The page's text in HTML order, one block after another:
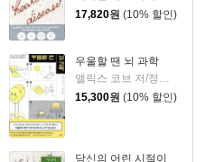
17,820원 (10% 할인)
우울할 땐 뇌 과학
앨릭스 코브 저/정지인 역
15,300원 (10% 할인)
당신의 어린 시절이